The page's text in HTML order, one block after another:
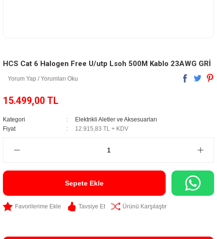
HCS Cat 6 Halogen Free U/utp Lsoh 500M Kablo 23AWG GRİ
Yorum Yap / Yorumları Oku
15.499,00 TL
Kategori
Elektrikli Aletler ve Aksesuarları
Fiyat
12.915,83 TL + KDV
Sepete Ekle
Tavsiye Et Ürünü Karşılaştır